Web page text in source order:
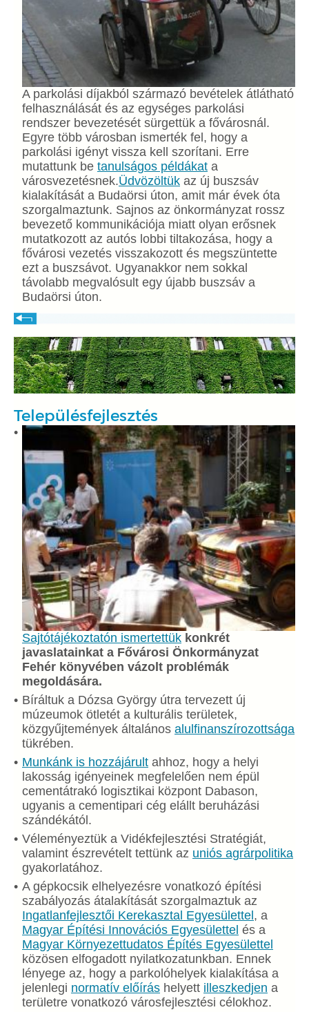
A parkolási díjakból származó bevételek átlátható
felhasználását és az egységes parkolási
rendszer bevezetését sürgettük a fővárosnál.
Egyre több városban ismerték fel, hogy a
parkolási igényt vissza kell szorítani. Erre
mutattunk be tanulságos példákat a
városvezetésnek.Üdvözöltük az új buszsáv
kialakítását a Budaörsi úton, amit már évek óta
szorgalmaztunk. Sajnos az önkormányzat rossz
bevezető kommunikációja miatt olyan erősnek
mutatkozott az autós lobbi tiltakozása, hogy a
fővárosi vezetés visszakozott és megszüntette
ezt a buszsávot. Ugyanakkor nem sokkal
távolabb megvalósult egy újabb buszsáv a
Budaörsi úton.
Településfejlesztés
Sajtótájékoztatón ismertettük konkrét
javaslatainkat a Fővárosi Önkormányzat
Fehér könyvében vázolt problémák
megoldására.
Bíráltuk a Dózsa György útra tervezett új
múzeumok ötletét a kulturális területek,
közgyűjtemények általános alulfinanszírozottsága
tükrében.
Munkánk is hozzájárult ahhoz, hogy a helyi
lakosság igényeinek megfelelően nem épül
cementátrakó logisztikai központ Dabason,
ugyanis a cementipari cég elállt beruházási
szándékától.
Véleményeztük a Vidékfejlesztési Stratégiát,
valamint észrevételt tettünk az uniós agrárpolitika
gyakorlatához.
A gépkocsik elhelyezésre vonatkozó építési
szabályozás átalakítását szorgalmaztuk az
Ingatlanfejlesztői Kerekasztal Egyesülettel, a
Magyar Építési Innovációs Egyesülettel és a
Magyar Környezettudatos Építés Egyesülettel
közösen elfogadott nyilatkozatunkban. Ennek
lényege az, hogy a parkolóhelyek kialakítása a
jelenlegi normatív előírás helyett illeszkedjen a
területre vonatkozó városfejlesztési célokhoz.